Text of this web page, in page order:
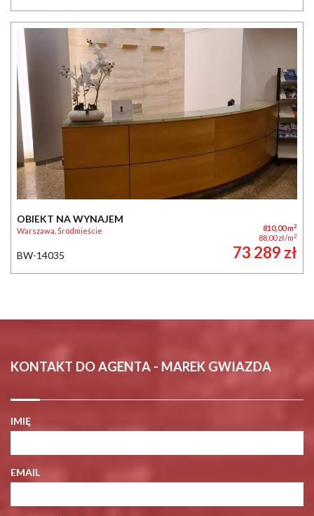
OBIEKT NA WYNAJEM
Warszawa, Śródmieście 810,00 m2
88,00 zł/m2
BW-14035 73 289 zł
KONTAKT DO AGENTA - MAREK GWIAZDA
IMIĘ
EMAIL